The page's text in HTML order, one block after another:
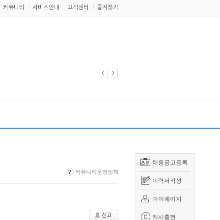
커뮤니티 서비스안내 고객센터 즐겨찾기
채용공고등록
이력서작성
마이페이지
캐시충전
커뮤니티운영정책